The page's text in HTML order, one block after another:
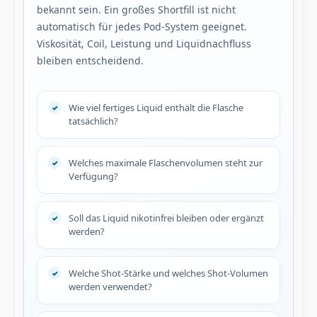
bekannt sein. Ein großes Shortfill ist nicht
automatisch für jedes Pod-System geeignet.
Viskosität, Coil, Leistung und Liquidnachfluss
bleiben entscheidend.
Wie viel fertiges Liquid enthält die Flasche
tatsächlich?
Welches maximale Flaschenvolumen steht zur
Verfügung?
Soll das Liquid nikotinfrei bleiben oder ergänzt
werden?
Welche Shot-Stärke und welches Shot-Volumen
werden verwendet?